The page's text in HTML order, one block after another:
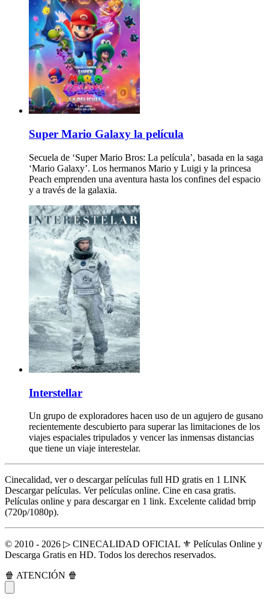
Super Mario Galaxy la película
Secuela de ‘Super Mario Bros: La película’, basada en la saga
‘Mario Galaxy’. Los hermanos Mario y Luigi y la princesa
Peach emprenden una aventura hasta los confines del espacio
y a través de la galaxia.
Interstellar
Un grupo de exploradores hacen uso de un agujero de gusano
recientemente descubierto para superar las limitaciones de los
viajes espaciales tripulados y vencer las inmensas distancias
que tiene un viaje interestelar.
Cinecalidad, ver o descargar películas full HD gratis en 1 LINK
Descargar películas. Ver películas online. Cine en casa gratis.
Películas online y para descargar en 1 link. Excelente calidad brrip
(720p/1080p).
© 2010 - 2026 ▷ CINECALIDAD OFICIAL ⚜️ Películas Online y
Descarga Gratis en HD. Todos los derechos reservados.
🍿 ATENCIÓN 🍿